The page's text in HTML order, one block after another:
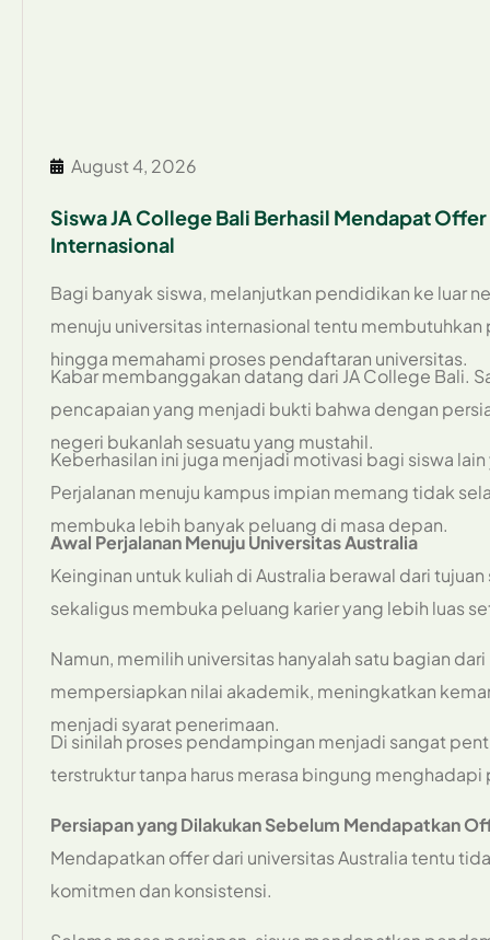
August 4, 2026
Siswa JA College Bali Berhasil Mendapat
Internasional
Bagi banyak siswa, melanjutkan pendidikan ke luar
menuju universitas internasional tentu
hingga memahami proses pendaftaran universitas.
Kabar membanggakan datang dari JA College Bali.
pencapaian yang menjadi bukti bahwa dengan
negeri bukanlah sesuatu yang mustahil.
Keberhasilan ini juga menjadi motivasi bagi siswa
Perjalanan menuju kampus impian memang tidak
membuka lebih banyak peluang di masa depan.
Awal Perjalanan Menuju Universitas Australia
Keinginan untuk kuliah di Australia berawal dari
sekaligus membuka peluang karier yang lebih luas
Namun, memilih universitas hanyalah satu bagian
mempersiapkan nilai akademik, meningkatkan
menjadi syarat penerimaan.
Di sinilah proses pendampingan menjadi sangat
terstruktur tanpa harus merasa bingung
Persiapan yang Dilakukan Sebelum Mendapatkan
Mendapatkan offer dari universitas Australia tentu
komitmen dan konsistensi.